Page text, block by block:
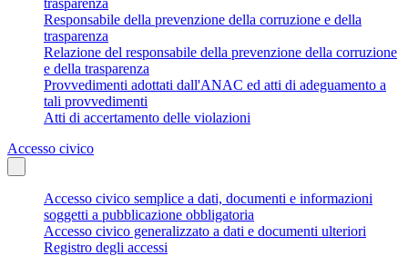
Responsabile della prevenzione della corruzione e della
trasparenza
Relazione del responsabile della prevenzione della corruzione
e della trasparenza
Provvedimenti adottati dall'ANAC ed atti di adeguamento a
tali provvedimenti
Atti di accertamento delle violazioni
Accesso civico
Accesso civico semplice a dati, documenti e informazioni
soggetti a pubblicazione obbligatoria
Accesso civico generalizzato a dati e documenti ulteriori
Registro degli accessi